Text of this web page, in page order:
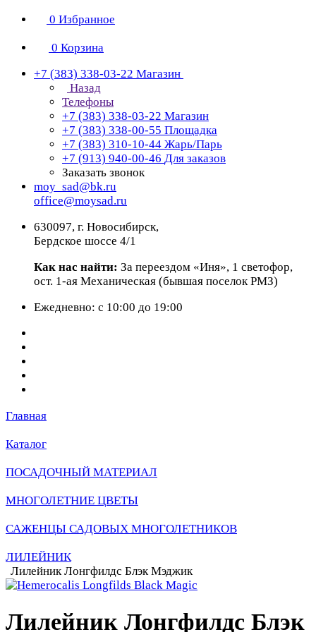
0 Избранное
0 Корзина
+7 (383) 338-03-22 Магазин
Назад
Телефоны
+7 (383) 338-03-22 Магазин
+7 (383) 338-00-55 Площадка
+7 (383) 310-10-44 Жарь/Парь
+7 (913) 940-00-46 Для заказов
Заказать звонок
moy_sad@bk.ru
office@moysad.ru
630097, г. Новосибирск,
Бердское шоссе 4/1
Как нас найти: За переездом «Иня», 1 светофор,
ост. 1-ая Механическая (бывшая поселок РМЗ)
Ежедневно: с 10:00 до 19:00
Главная
Каталог
ПОСАДОЧНЫЙ МАТЕРИАЛ
МНОГОЛЕТНИЕ ЦВЕТЫ
САЖЕНЦЫ САДОВЫХ МНОГОЛЕТНИКОВ
ЛИЛЕЙНИК
Лилейник Лонгфилдс Блэк Мэджик
Лилейник Лонгфилдс Блэк